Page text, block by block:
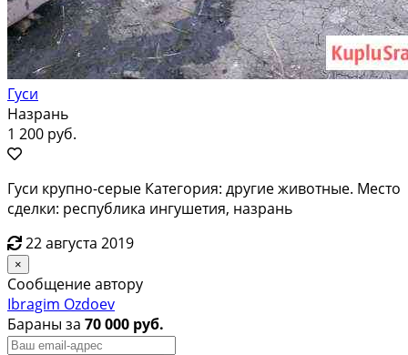
Гуси
Назрань
1 200 руб.
Гуси крупно-серые Категория: другие животные. Место
сделки: республика ингушетия, назрань
22 августа 2019
×
Сообщение автору
Ibragim Ozdoev
Бараны за 70 000 руб.